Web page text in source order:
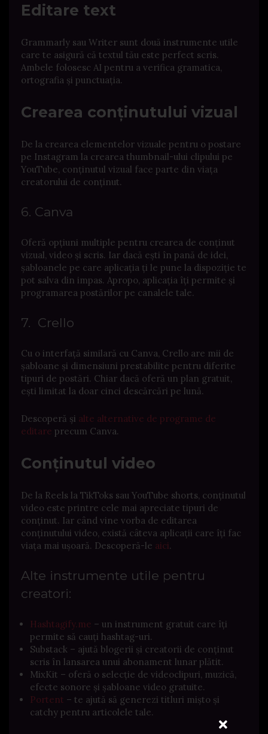
Editare text
Grammarly sau Writer sunt două instrumente utile
care te asigură că textul tău este perfect scris.
Ambele folosesc AI pentru a verifica gramatica,
ortografia și punctuația.
Crearea conținutului vizual
De la crearea elementelor vizuale pentru o postare
pe Instagram la crearea thumbnail-ului clipului pe
YouTube, conținutul vizual face parte din viața
creatorului de conținut.
6. Canva
Oferă opțiuni multiple pentru crearea de conținut
vizual, video și scris. Iar dacă ești în pană de idei,
șabloanele pe care aplicația ți le pune la dispoziție te
pot salva din impas. Apropo, aplicația îți permite și
programarea postărilor pe canalele tale.
7. Crello
Cu o interfață similară cu Canva, Crello are mii de
șabloane și dimensiuni prestabilite pentru diferite
tipuri de postări. Chiar dacă oferă un plan gratuit,
ești limitat la doar cinci descărcări pe lună.
Descoperă și alte alternative de programe de
editare precum Canva.
Conținutul video
De la Reels la TikToks sau YouTube shorts, conținutul
video este printre cele mai apreciate tipuri de
conținut. Iar când vine vorba de editarea
conținutului video, există câteva aplicații care îți fac
viața mai ușoară. Descoperă-le aici.
Alte instrumente utile pentru
creatori:
Hashtagify.me – un instrument gratuit care îți
permite să cauți hashtag-uri.
Substack – ajută blogerii și creatorii de conținut
scris în lansarea unui abonament lunar plătit.
MixKit – oferă o selecție de videoclipuri, muzică,
efecte sonore și șabloane video gratuite.
Portent – te ajută să generezi titluri mișto și
catchy pentru articolele tale.